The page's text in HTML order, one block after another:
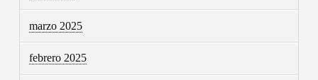
marzo 2025
febrero 2025